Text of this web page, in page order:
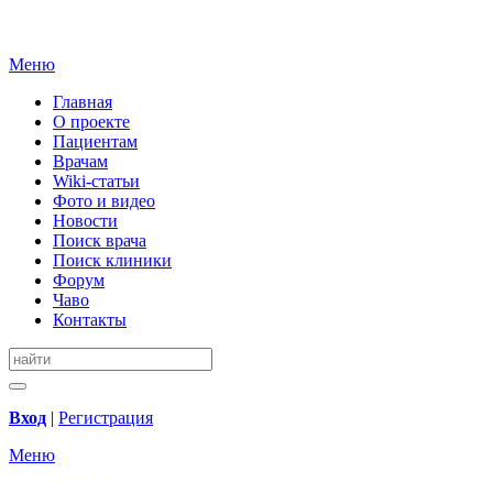
Меню
Главная
О проекте
Пациентам
Врачам
Wiki-статьи
Фото и видео
Новости
Поиск врача
Поиск клиники
Форум
Чаво
Контакты
Вход | Регистрация
Меню